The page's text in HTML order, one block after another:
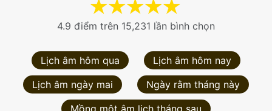
★
★
★
★
★
4.9 điểm trên 15,231 lần bình chọn
Lịch âm hôm qua
Lịch âm hôm nay
Lịch âm ngày mai
Ngày rằm tháng này
Mồng một âm lịch tháng sau